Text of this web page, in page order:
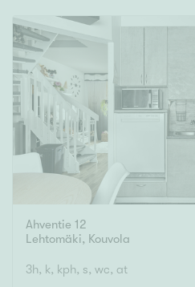
Ahventie 12
Lehtomäki, Kouvola
3h, k, kph, s, wc, at